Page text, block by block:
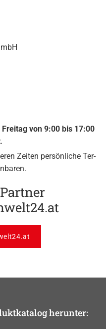
von 9:00 bis 17:00
Zei­ten per­sön­li­che Ter­
herunter: